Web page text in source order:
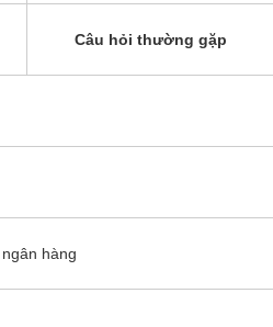
Câu hỏi thường gặp
hàng